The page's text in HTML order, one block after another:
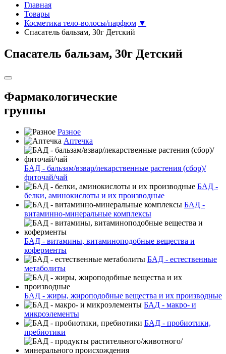
Главная
Товары
Косметика тело-волосы/парфюм ▼
Спасатель бальзам, 30г Детский
Спасатель бальзам, 30г Детский
Фармакологические
группы
Разное
Аптечка
БАД - бальзам/взвар/лекарственные растения (сбор)/
фиточай/чай
БАД -
белки, аминокислоты и их производные
БАД -
витаминно-минеральные комплексы
БАД - витамины, витаминоподобные вещества и
коферменты
БАД - естественные
метаболиты
БАД - жиры, жироподобные вещества и их производные
БАД - макро- и
микроэлементы
БАД - пробиотики,
пребиотики